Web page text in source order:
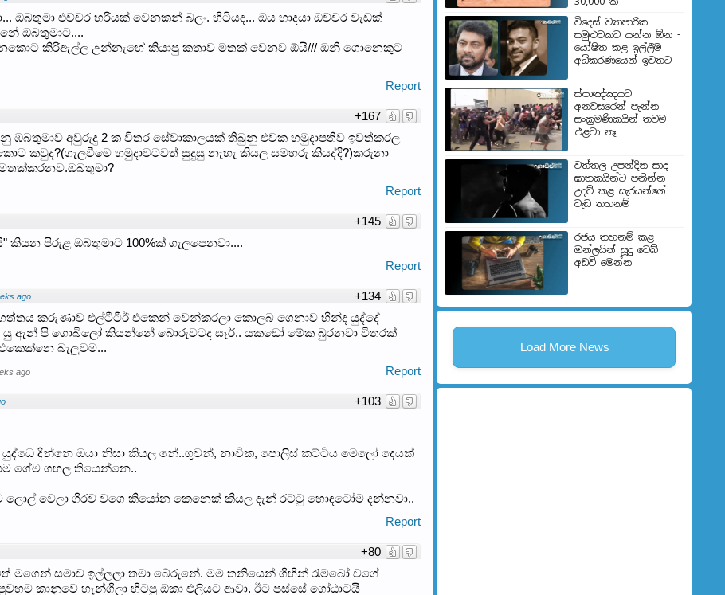
එච්චර හරියක් වෙනකන් බලං. හිටියද... ඔය හාදයා ඔච්චර වැඩක්
ඔබතුමාට....
කිරිඇල්ල උන්නැහේ කියාපු කතාව මතක් වෙනව ඕයි/// ඔනි ගොනෙකුට
Report
+167
ඹබතුමාව අවුරුදු 2 ක විතර සේවාකාලයක් තිබුනු එවක හමුදාපතිව ඉවත්කරල
කවුද?(ගැලවීමෙ හමුදාවටවත් සුදුසු නැහැ කියල සමහරු කියද්දි?)කරුනා
Report
+145
පිරුළ ඔබතුමාට 100%ක් ගැලපෙනවා....
Report
+134
ago
කරුණාව එල්ටීටීඊ එකෙන් වෙන්කරලා කොලබ ගෙනාව හින්ද යුද්දේ
යු ඇන් පි ගොබිලෝ කියන්නේ බොරුවටද සෑර්.. යකඩෝ මේක බුරනවා විතරක්
බැලුවම...
Report
ago
+103
දින්නෙ ඔයා නිසා කියල නේ..ගුවන්, නාවික, පොලිස් කට්ටිය මෙලෝ දෙයක්
ගේම ගහල තියෙන්නෙ..
වෙලා ගිරව වගෙ කියෝන කෙනෙක් කියල දැන් රට්ටු හොඳටෝම දන්නවා..
Report
+80
මගෙන් සමාව ඉල්ලලා තමා බේරුනේ. මම තනියෙන් ගිහින් රැම්බෝ වගේ
කානුවේ හැන්ගිලා හිටපු ඕකා එලියට ආවා. ඊට පස්සේ ගෝඨාටයි
විදෙස් ව්‍යාපාරික
සමුළුවකට යන්න ඕන -
යෝෂිත කළ ඉල්ලීම
අධිකරණයෙන් ඉවතට
ස්පාඤ්ඤයට
අනවසරෙන් පැන්න
සංක්‍රමණිකයින් තවම
එළවා නෑ
වත්තල උපන්දින සාද
ඝාතකයින්ට පනින්න
උදව් කළ සැරයන්ගේ
වැඩ තහනම්
රජය තහනම් කළ
ඔන්ලයින් සූදු වෙබ්
අඩවි මෙන්න
Load More News